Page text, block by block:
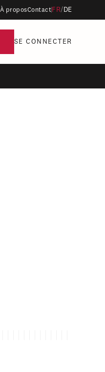
À proposContact FR/ DE
SE CONNECTER